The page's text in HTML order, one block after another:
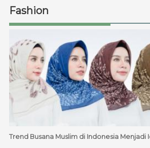
Fashion
Trend Busana Muslim di Indonesia Menjadi